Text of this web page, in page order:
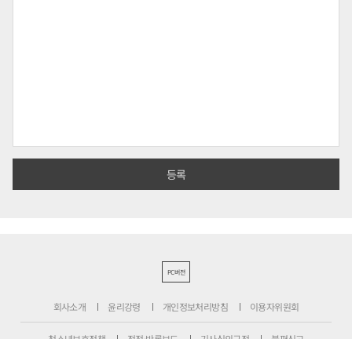
PC버전
회사소개 윤리강령 개인정보처리방침 이용자위원회